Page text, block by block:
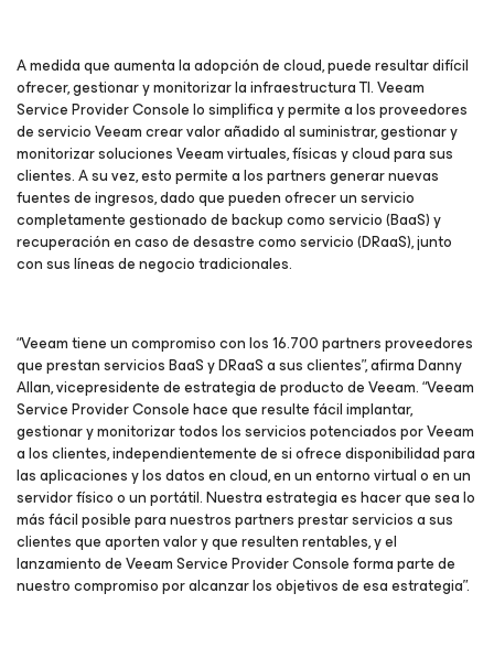
A medida que aumenta la adopción de cloud, puede resultar difícil
ofrecer, gestionar y monitorizar la infraestructura TI. Veeam
Service Provider Console lo simplifica y permite a los proveedores
de servicio Veeam crear valor añadido al suministrar, gestionar y
monitorizar soluciones Veeam virtuales, físicas y cloud para sus
clientes. A su vez, esto permite a los partners generar nuevas
fuentes de ingresos, dado que pueden ofrecer un servicio
completamente gestionado de backup como servicio (BaaS) y
recuperación en caso de desastre como servicio (DRaaS), junto
con sus líneas de negocio tradicionales.
“Veeam tiene un compromiso con los 16.700 partners proveedores
que prestan servicios BaaS y DRaaS a sus clientes”, afirma Danny
Allan, vicepresidente de estrategia de producto de Veeam. “Veeam
Service Provider Console hace que resulte fácil implantar,
gestionar y monitorizar todos los servicios potenciados por Veeam
a los clientes, independientemente de si ofrece disponibilidad para
las aplicaciones y los datos en cloud, en un entorno virtual o en un
servidor físico o un portátil. Nuestra estrategia es hacer que sea lo
más fácil posible para nuestros partners prestar servicios a sus
clientes que aporten valor y que resulten rentables, y el
lanzamiento de Veeam Service Provider Console forma parte de
nuestro compromiso por alcanzar los objetivos de esa estrategia”.